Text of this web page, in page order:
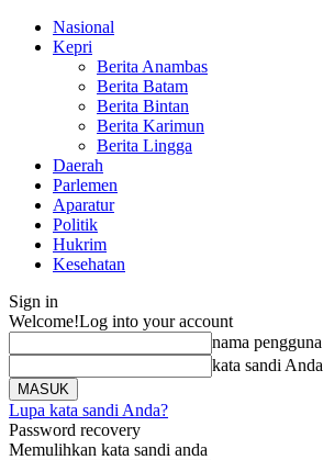
Nasional
Kepri
Berita Anambas
Berita Batam
Berita Bintan
Berita Karimun
Berita Lingga
Daerah
Parlemen
Aparatur
Politik
Hukrim
Kesehatan
Sign in
Welcome!Log into your account
nama pengguna
kata sandi Anda
Lupa kata sandi Anda?
Password recovery
Memulihkan kata sandi anda